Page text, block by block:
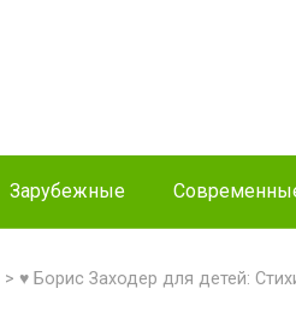
Зарубежные
> ♥ Борис Заходер для детей: